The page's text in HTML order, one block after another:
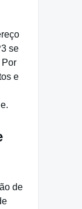
se
Por
e
de